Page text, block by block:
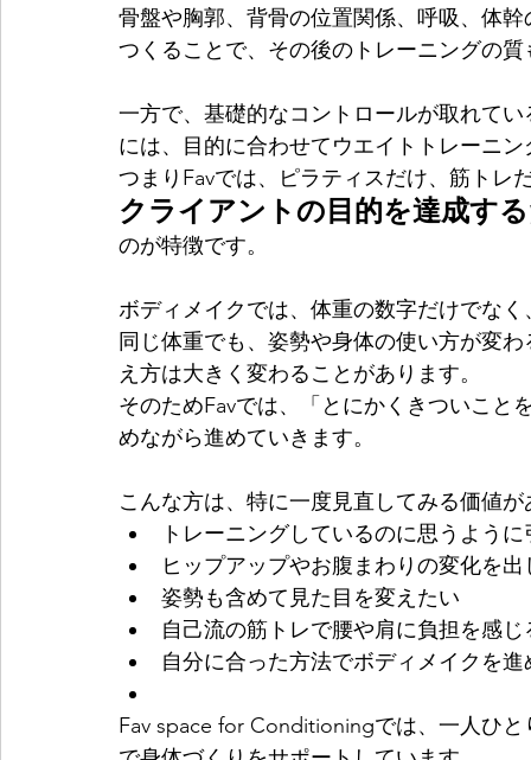
骨盤や胸郭、背骨の位置関係、呼吸、体
つくることで、その後のトレーニングの
一方で、基礎的なコントロールが取れて
には、目的に合わせてウエイトトレーニ
つまりFavでは、ピラティスだけ、筋トレ
クライアントの目的を達成す
のが特徴です。
ボディメイクでは、体重の数字だけでな
同じ体重でも、姿勢や身体の使い方が変
え方は大きく変わることがあります。
そのためFavでは、「とにかくきついこと
めながら進めていきます。
こんな方は、特に一度見直してみる価値
トレーニングしているのに思うよう
ヒップアップやお腹まわりの変化を出
姿勢も含めて見た目を変えたい
自己流の筋トレで腰や肩に負担を感じ
自分に合った方法でボディメイクを進
Fav space for Conditioningでは、一人ひ